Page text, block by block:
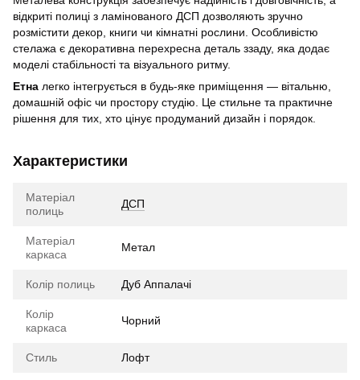
відкриті полиці з ламінованого ДСП дозволяють зручно
розмістити декор, книги чи кімнатні рослини. Особливістю
стелажа є декоративна перехресна деталь ззаду, яка додає
моделі стабільності та візуального ритму.
Етна легко інтегрується в будь-яке приміщення — вітальню,
домашній офіс чи простору студію. Це стильне та практичне
рішення для тих, хто цінує продуманий дизайн і порядок.
Характеристики
Матеріал
полиць
ДСП
Матеріал
каркаса
Метал
Колір полиць Дуб Аппалачі
Колір
каркаса
Чорний
Стиль Лофт